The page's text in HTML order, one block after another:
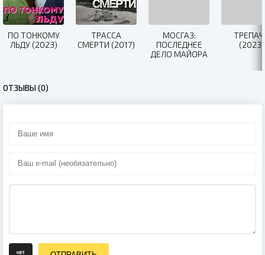
ПО ТОНКОМУ
ЛЬДУ (2023)
ТРАССА
СМЕРТИ (2017)
МОСГАЗ:
ПОСЛЕДНЕЕ
ДЕЛО МАЙОРА
(2023)
ОТЗЫВЫ (0)